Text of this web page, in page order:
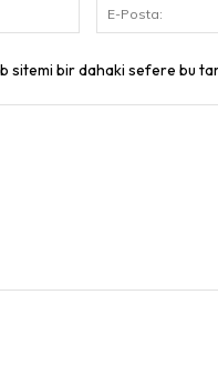
İsim:
sitemi bir dahaki sefere bu